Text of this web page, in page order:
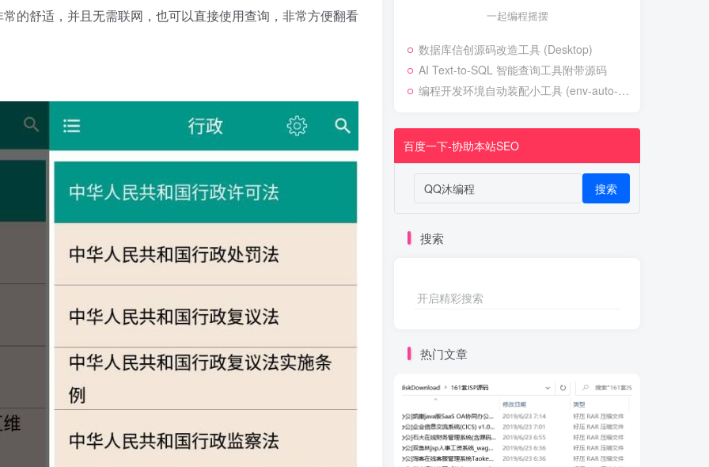
的舒适，并且无需联网，也可以直接使用查询，非常方便翻看
一起编程摇摆
数据库信创源码改造工具 (Desktop)
AI Text-to-SQL 智能查询工具附带源码
编程开发环境自动装配小工具 (env-auto-setup)
百度一下-协助本站SEO
搜索
搜索
开启精彩搜索
热门文章